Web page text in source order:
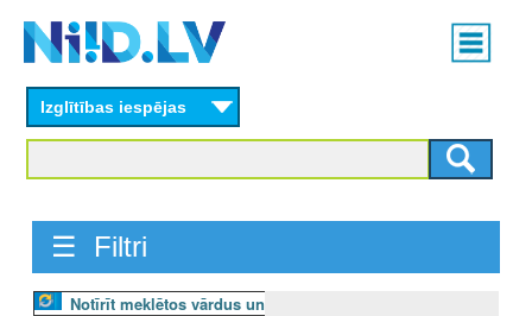
content
Main
menu
Izglītības iespējas
☰ Filtri
Notīrīt meklētos vārdus un